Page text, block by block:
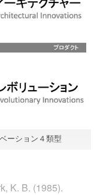
ーション４類型
K. B. (1985).